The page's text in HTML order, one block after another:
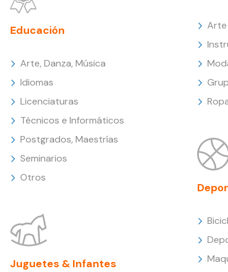
Educación
Arte, Danza, Música
Idiomas
Licenciaturas
Técnicos e Informáticos
Postgrados, Maestrías
Seminarios
Otros
Juguetes & Infantes
Arte